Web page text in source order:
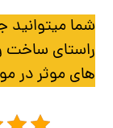
شما
راستای ساخت
های موثر در